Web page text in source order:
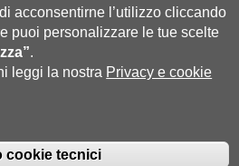
acconsentirne l’utilizzo cliccando
puoi personalizzare le tue scelte
.
leggi la nostra Privacy e cookie
cookie tecnici